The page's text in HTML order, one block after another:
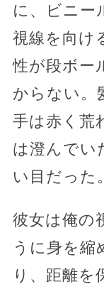
に、ビニー
視線を向け
性が段ボー
からない。
手は赤く荒
は澄んでい
い目だった。
彼女は俺の
うに身を縮
り、距離を